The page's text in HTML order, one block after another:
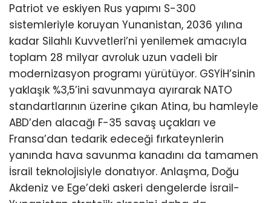
Patriot ve eskiyen Rus yapımı S-300
sistemleriyle koruyan Yunanistan, 2036 yılına
kadar Silahlı Kuvvetleri’ni yenilemek amacıyla
toplam 28 milyar avroluk uzun vadeli bir
modernizasyon programı yürütüyor. GSYİH’sinin
yaklaşık %3,5’ini savunmaya ayırarak NATO
standartlarının üzerine çıkan Atina, bu hamleyle
ABD’den alacağı F-35 savaş uçakları ve
Fransa’dan tedarik edeceği fırkateynlerin
yanında hava savunma kanadını da tamamen
İsrail teknolojisiyle donatıyor. Anlaşma, Doğu
Akdeniz ve Ege’deki askeri dengelerde İsrail-